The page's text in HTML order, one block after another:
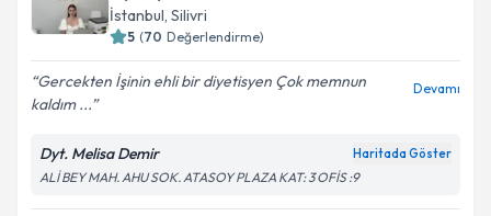
takvim hazırlandığında e-posta ile bilgilendireceğiz.
Kişisel verilerimin işlenmesine ilişkin
Aydınlatma
Metni'ni okudum ve kişisel verilerimin belirtilen
kapsamda işlenmesini kabul ediyorum.
İstanbul, Silivri
5 (70 Değerlendirme)
Gercekten İşinin ehli bir diyetisyen Çok memnun
kaldım ...
Devamı
Dyt. Melisa Demir Haritada Göster
ALİ BEY MAH. AHU SOK. ATASOY PLAZA KAT: 3 OFİS :9